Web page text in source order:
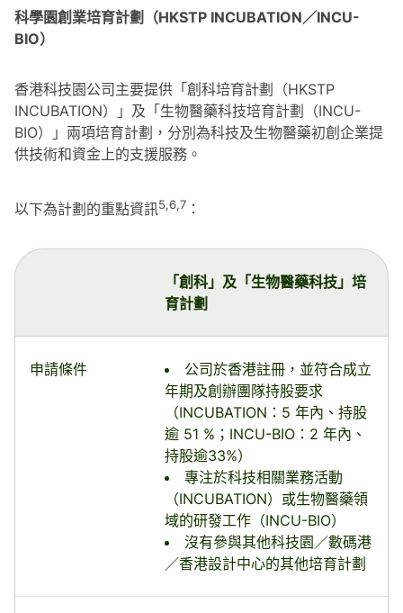
科學園創業培育計劃（HKSTP INCUBATION／INCU-
BIO）
香港科技園公司主要提供「創科培育計劃（HKSTP
INCUBATION）」及「生物醫藥科技培育計劃（INCU-
BIO）」兩項培育計劃，分別為科技及生物醫藥初創企業提
供技術和資金上的支援服務。
以下為計劃的重點資訊5,6,7 ：
「創科」及「生物醫藥科技」培
育計劃
申請條件
公司於香港註冊，並符合成立
年期及創辦團隊持股要求
（INCUBATION：5 年內、持股
逾 51 %；INCU-BIO：2 年內、
持股逾33%）
專注於科技相關業務活動
（INCUBATION）或生物醫藥領
域的研發工作（INCU-BIO）
沒有參與其他科技園／數碼港
／香港設計中心的其他培育計劃